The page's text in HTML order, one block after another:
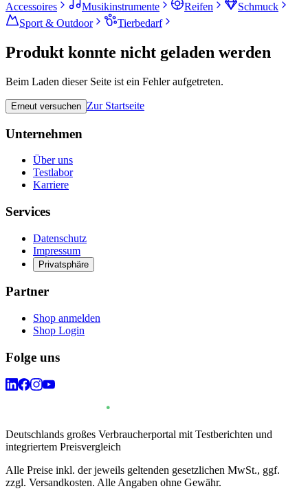
Accessoires
Musikinstrumente Reifen
Schmuck
Sport & Outdoor
Tierbedarf
Produkt konnte nicht geladen werden
Beim Laden dieser Seite ist ein Fehler aufgetreten.
Erneut versuchen Zur Startseite
Unternehmen
Über uns
Testlabor
Karriere
Services
Datenschutz
Impressum
Privatsphäre
Partner
Shop anmelden
Shop Login
Folge uns
Deutschlands großes Verbraucherportal mit Testberichten und
integriertem Preisvergleich
Alle Preise inkl. der jeweils geltenden gesetzlichen MwSt., ggf.
zzgl. Versandkosten. Alle Angaben ohne Gewähr.